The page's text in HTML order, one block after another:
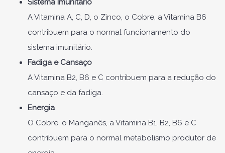
Sistema Imunitário
A Vitamina A, C, D, o Zinco, o Cobre, a Vitamina B6
contribuem para o normal funcionamento do
sistema imunitário.
Fadiga e Cansaço
A Vitamina B2, B6 e C contribuem para a redução do
cansaço e da fadiga.
Energia
O Cobre, o Manganês, a Vitamina B1, B2, B6 e C
contribuem para o normal metabolismo produtor de